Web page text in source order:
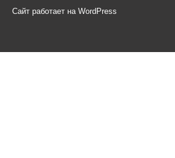
Сайт работает на WordPress